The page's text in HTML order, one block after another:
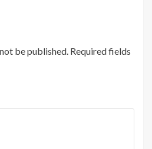
be published. Required fields